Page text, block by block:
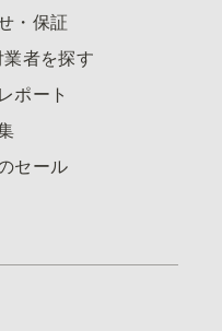
・保証
業者を探す
ポート
セール